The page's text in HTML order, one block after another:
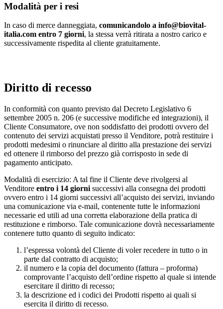
Modalità per i resi
In caso di merce danneggiata, comunicandolo a info@biovital-
italia.com entro 7 giorni, la stessa verrà ritirata a nostro carico e
successivamente rispedita al cliente gratuitamente.
Diritto di recesso
In conformità con quanto previsto dal Decreto Legislativo 6
settembre 2005 n. 206 (e successive modifiche ed integrazioni), il
Cliente Consumatore, ove non soddisfatto dei prodotti ovvero del
contenuto dei servizi acquistati presso il Venditore, potrà restituire i
prodotti medesimi o rinunciare al diritto alla prestazione dei servizi
ed ottenere il rimborso del prezzo già corrisposto in sede di
pagamento anticipato.
Modalità di esercizio: A tal fine il Cliente deve rivolgersi al
Venditore entro i 14 giorni successivi alla consegna dei prodotti
ovvero entro i 14 giorni successivi all’acquisto dei servizi, inviando
una comunicazione via e-mail, contenente tutte le informazioni
necessarie ed utili ad una corretta elaborazione della pratica di
restituzione e rimborso. Tale comunicazione dovrà necessariamente
contenere tutto quanto di seguito indicato:
l’espressa volontà del Cliente di voler recedere in tutto o in
parte dal contratto di acquisto;
il numero e la copia del documento (fattura – proforma)
comprovante l’acquisto dell’ordine rispetto al quale si intende
esercitare il diritto di recesso;
la descrizione ed i codici dei Prodotti rispetto ai quali si
esercita il diritto di recesso.